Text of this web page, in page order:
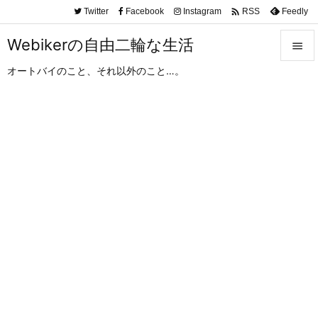
Webikerの自由二輪な生活
オートバイのこと、それ以外のこと…。

Twitter Facebook Instagram  RSS Feedly